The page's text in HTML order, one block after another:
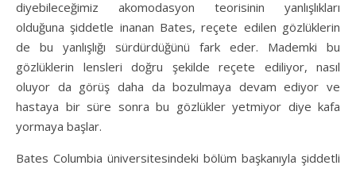
diyebileceğimiz akomodasyon teorisinin yanlışlıkları
olduğuna şiddetle inanan Bates, reçete edilen gözlüklerin
de bu yanlışlığı sürdürdüğünü fark eder. Mademki bu
gözlüklerin lensleri doğru şekilde reçete ediliyor, nasıl
oluyor da görüş daha da bozulmaya devam ediyor ve
hastaya bir süre sonra bu gözlükler yetmiyor diye kafa
yormaya başlar.
Bates Columbia üniversitesindeki bölüm başkanıyla şiddetli